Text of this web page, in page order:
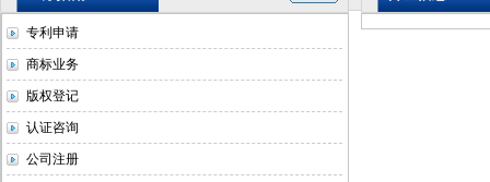
专利申请
商标业务
版权登记
认证咨询
公司注册